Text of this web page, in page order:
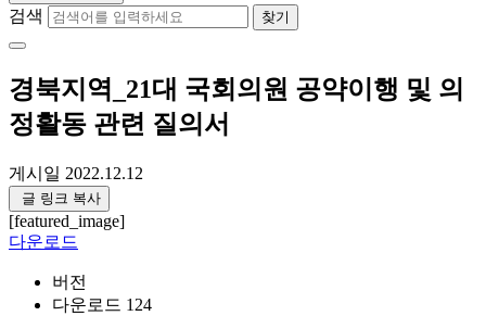
검색 찾기
경북지역_21대 국회의원 공약이행 및 의
정활동 관련 질의서
게시일 2022.12.12
글 링크 복사
[featured_image]
다운로드
버전
다운로드 124